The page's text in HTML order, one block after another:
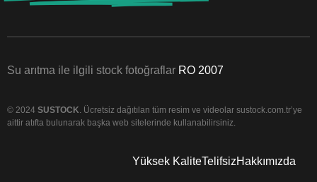
Su arıtma ile ilgili stock fotoğraflar RO 2007
© 2024 SUSTOCK . Ücretsiz dağıtılan tüm resim ve videolar sustock.com.tr’ye
aittir atıfta bulunarak başka web sitelerinde kullanabilirsiniz.
Yüksek KaliteTelifsizHakkımızda